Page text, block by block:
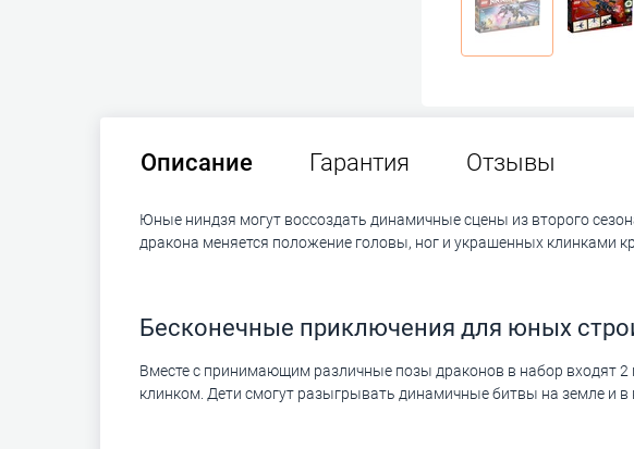
Описание Гарантия Отзывы
Юные ниндзя могут воссоздать динамичные сцены из второго
дракона меняется положение головы, ног и украшенных клинками
Бесконечные приключения для юных
Вместе с принимающим различные позы драконов в набор входят
клинком. Дети смогут разыгрывать динамичные битвы на земле и в